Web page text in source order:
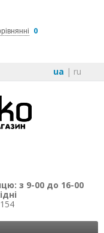
0
ua | ru
з 9-00 до 16-00